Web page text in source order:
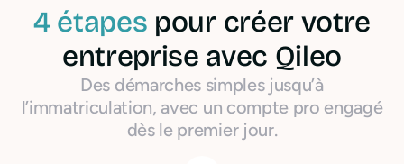
4 étapes pour créer votre
entreprise avec Qileo
Des démarches simples jusqu’à
l’immatriculation, avec un compte pro engagé
dès le premier jour.